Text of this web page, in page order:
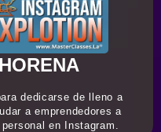
dedicarse de lleno a
a emprendedores a
en Instagram.